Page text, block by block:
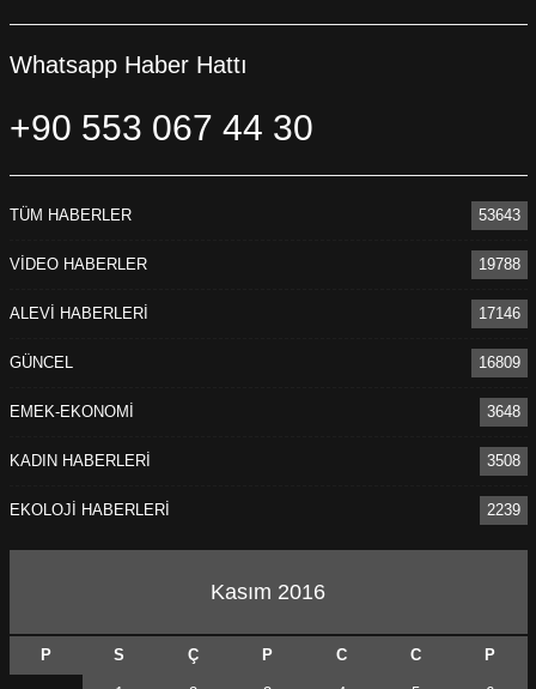
Whatsapp Haber Hattı
+90 553 067 44 30
TÜM HABERLER 53643
VİDEO HABERLER 19788
ALEVİ HABERLERİ 17146
GÜNCEL 16809
EMEK-EKONOMİ 3648
KADIN HABERLERİ 3508
EKOLOJİ HABERLERİ 2239
Kasım 2016
P S Ç P C C P